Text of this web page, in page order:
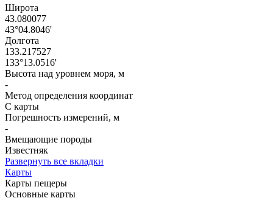
Широта
43.080077
43°04.8046'
Долгота
133.217527
133°13.0516'
Высота над уровнем моря, м
-
Метод определения координат
С карты
Погрешность измерений, м
-
Вмещающие породы
Известняк
Развернуть все вкладки
Карты
Карты пещеры
Основные карты